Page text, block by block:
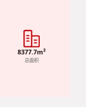
8377.7m²
总面积